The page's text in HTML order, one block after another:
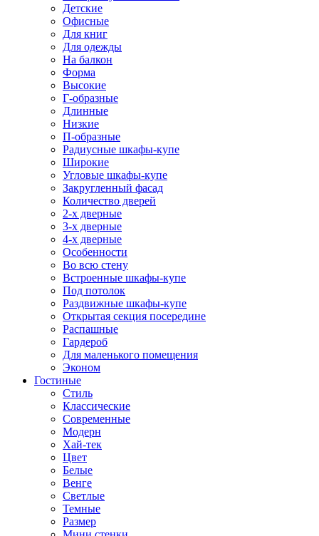
Детские
Офисные
Для книг
Для одежды
На балкон
Форма
Высокие
Г-образные
Длинные
Низкие
П-образные
Радиусные шкафы-купе
Широкие
Угловые шкафы-купе
Закругленный фасад
Количество дверей
2-х дверные
3-х дверные
4-х дверные
Особенности
Во всю стену
Встроенные шкафы-купе
Под потолок
Раздвижные шкафы-купе
Открытая секция посередине
Распашные
Гардероб
Для маленького помещения
Эконом
Гостиные
Стиль
Классические
Современные
Модерн
Хай-тек
Цвет
Белые
Венге
Светлые
Темные
Размер